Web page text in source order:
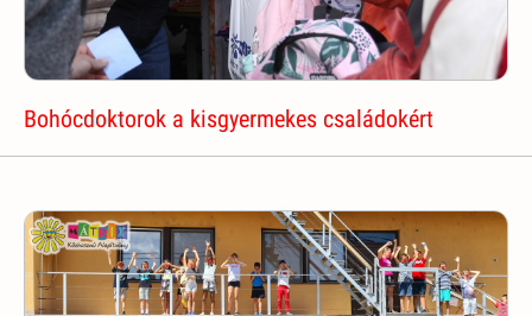
Bohócdoktorok a kisgyermekes családokért